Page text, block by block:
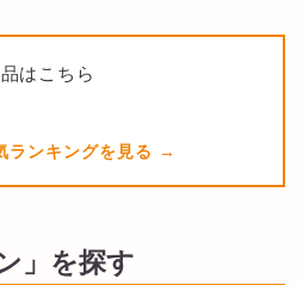
はこちら
ランキングを見る
」を探す